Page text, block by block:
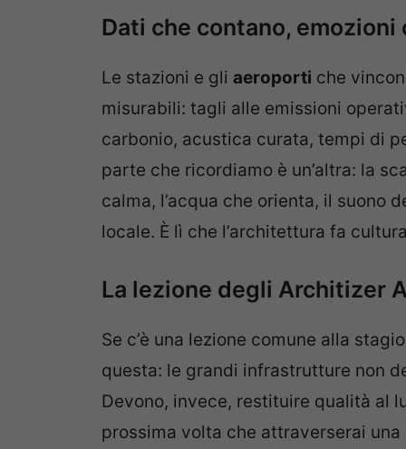
Dati che contano, emozioni
Le stazioni e gli aeroporti che
misurabili: tagli alle emissioni
carbonio, acustica curata, tempi di
parte che ricordiamo è un’altra: la
calma, l’acqua che orienta, il suono
locale. È lì che l’architettura fa
La lezione degli Architizer
Se c’è una lezione comune alla
questa: le grandi infrastrutture non
Devono, invece, restituire qualità al
prossima volta che attraverserai